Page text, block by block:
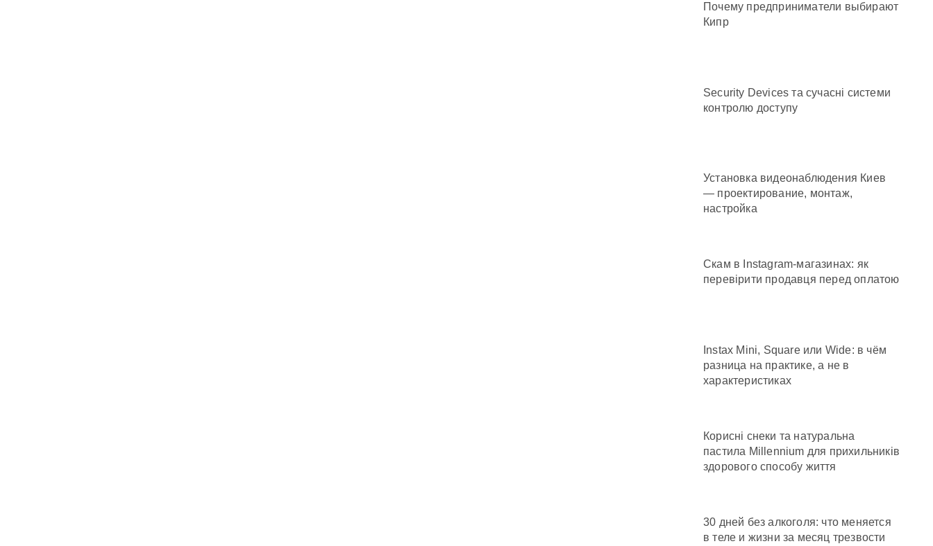
Почему предприниматели выбирают
Кипр
Security Devices та сучасні системи
контролю доступу
Установка видеонаблюдения Киев
— проектирование, монтаж,
настройка
Скам в Instagram-магазинах: як
перевірити продавця перед оплатою
Instax Mini, Square или Wide: в чём
разница на практике, а не в
характеристиках
Корисні снеки та натуральна
пастила Millennium для прихильників
здорового способу життя
30 дней без алкоголя: что меняется
в теле и жизни за месяц трезвости